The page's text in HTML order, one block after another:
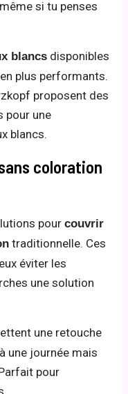
si tu penses
blancs disponibles
plus performants.
proposent des
pour une
blancs.
coloration
pourcouvrir
traditionnelle. Ces
éviter les
une solution
une retouche
une journée mais
pour